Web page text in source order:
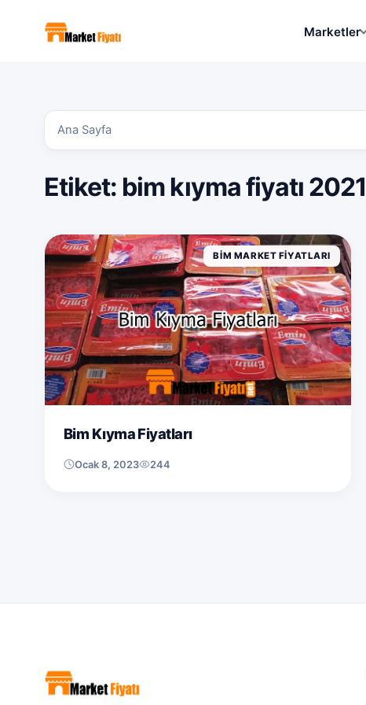
Marketler
Ana Sayfa
Etiket: bim kıyma fiyatı 2021
BIM MARKET FIYATLARI
Bim Kıyma Fiyatları
Ocak 8, 2023 244